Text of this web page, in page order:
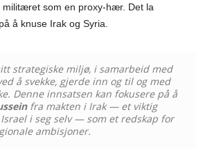
militæret som en proxy-hær. Det la
å knuse Irak og Syria.
strategiske miljø, i samarbeid med
å svekke, gjerde inn og til og med
Denne innsatsen kan fokusere på å
fra makten i Irak — et viktig
i seg selv — som et redskap for
ambisjoner.